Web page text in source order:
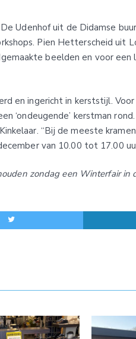
Udenhof uit de Didamse
Pien Hetterscheid uit
beelden en voor een
en ingericht in kerststijl.
‘ondeugende’ kerstman
“Bij de meeste
van 10.00 tot 17.00
zondag een Winterfair in